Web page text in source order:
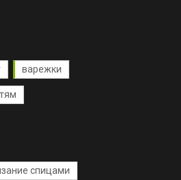
варежки
спицами